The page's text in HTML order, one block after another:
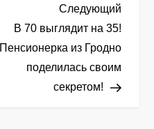
Следующий
В 70 выглядит на 35!
Пенсионерка из Гродно
поделилась своим
секретом!